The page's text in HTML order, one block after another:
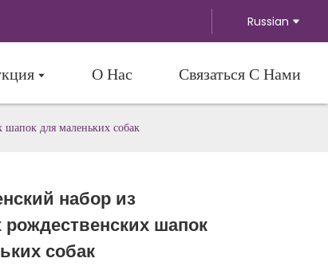
Russian
О Нас Связаться С Нами
шапок для маленьких собак
набор из
рождественских шапок
собак